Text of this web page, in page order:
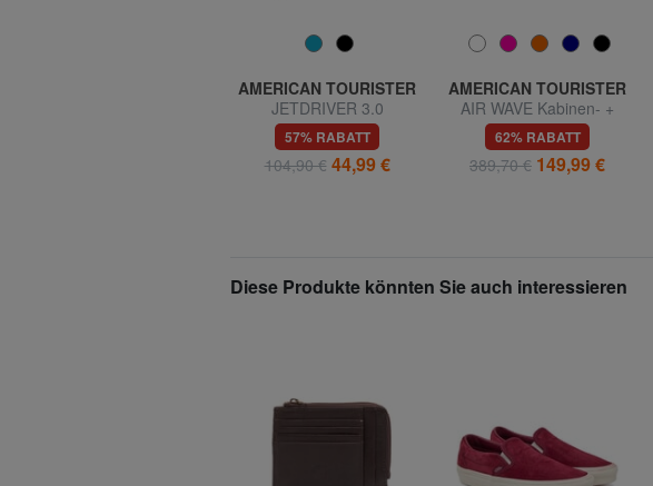
AMERICAN TOURISTER
JETDRIVER 3.0
Handgepäcktrolley
57% RABATT
104,90 € 44,99 €
AMERICAN TOURISTER
AIR WAVE Kabinen- +
Mittel- + Groß-Trolley-Set
62% RABATT
389,70 € 149,99 €
Diese Produkte könnten Sie auch interessieren